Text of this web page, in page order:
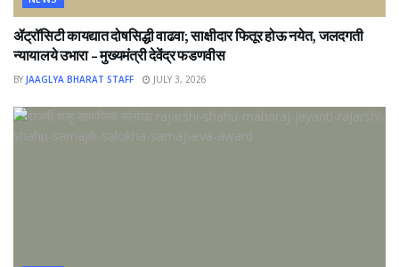
ॲट्रॉसिटी कायद्यात दोषसिद्धी वाढवा; साक्षीदार फितूर होऊ नयेत, जलदगती
न्यायालये उभारा – मुख्यमंत्री देवेंद्र फडणवीस
BY JAAGLYA BHARAT STAFF JULY 3, 2026